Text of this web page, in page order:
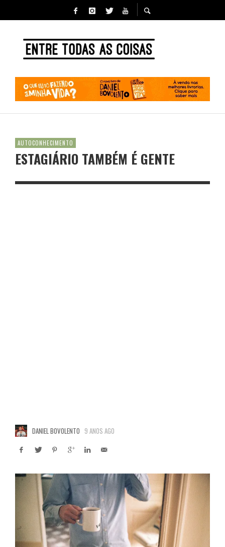
AUTOCONHECIMENTO
ESTAGIÁRIO TAMBÉM É GENTE
DANIEL BOVOLENTO 9 ANOS AGO